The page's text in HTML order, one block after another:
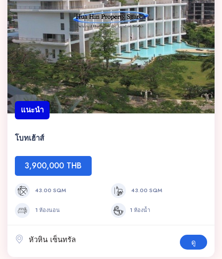
แนะนำ
โบทเฮ้าส์
3,900,000 THB
43.00 SQM 43.00 SQM
1 ห้องนอน 1 ห้องน้ำ
หัวหิน เซ็นทรัล ดู